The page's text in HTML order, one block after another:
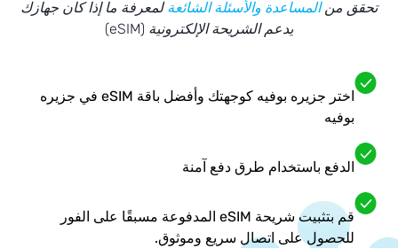
تحقق منالمساعدة والأسئلة الشائعةلمعرفة ما إذا كان جهازك
يدعم الشريحة الإلكترونية (eSIM)
اختر جزيره بوفيه كوجهتك وأفضل باقة eSIM في جزيره
بوفيه
الدفع باستخدام طرق دفع آمنة
قم بتثبيت شريحة eSIM المدفوعة مسبقًا على الفور
للحصول على اتصال سريع وموثوق.